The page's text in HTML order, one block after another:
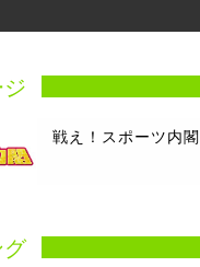
戦え！スポーツ内閣